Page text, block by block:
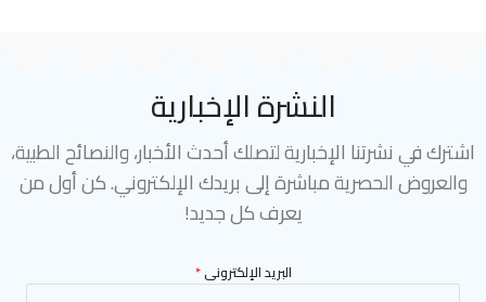
النشرة الإخبارية
اشترك في نشرتنا الإخبارية لتصلك أحدث الأخبار، والنصائح الطبية،
والعروض الحصرية مباشرة إلى بريدك الإلكتروني. كن أول من
يعرف كل جديد!
البريد الإلكترونى*